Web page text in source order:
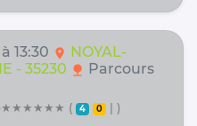
13:30 location_on NOYAL-
- 35230 nature Parcours
b★★★★★★ ( 4 0 | )